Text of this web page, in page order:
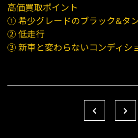
高価買取ポイント
① 希少グレードのブラック&タ
② 低走行
③ 新車と変わらないコンディシ